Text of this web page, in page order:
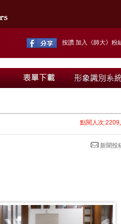
按讚 加入《師大》粉
點閱人次:2209
新聞投